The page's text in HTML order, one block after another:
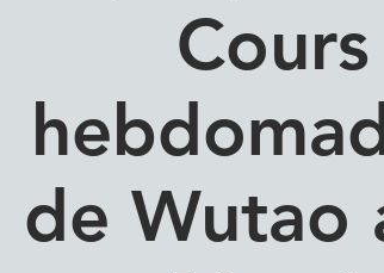
Cours
de Wutao